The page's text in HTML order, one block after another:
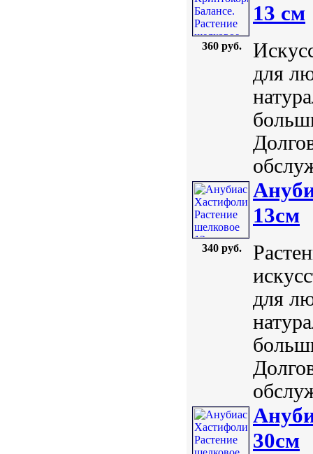
360 руб.
13 см
для
340 руб.
13см
для
30см